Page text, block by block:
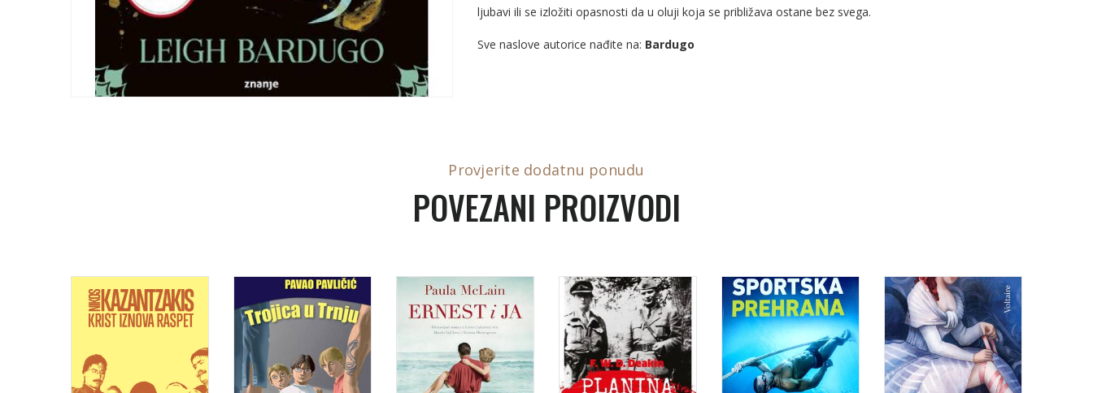
ljubavi ili se izložiti opasnosti da u oluji koja se približava ostane bez svega.
Sve naslove autorice nađite na: Bardugo
Provjerite dodatnu ponudu
POVEZANI PROIZVODI